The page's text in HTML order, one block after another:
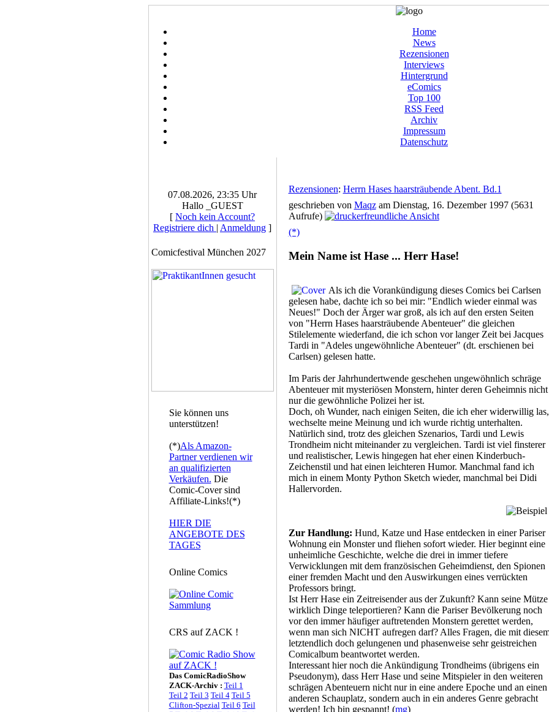
Home
News
Rezensionen
Interviews
Hintergrund
eComics
Top 100
RSS Feed
Archiv
Impressum
Datenschutz
07.08.2026, 23:35 Uhr
Hallo _GUEST
[ Noch kein Account?
Registriere dich | Anmeldung ]
Comicfestival München 2027
Sie können uns
unterstützen!
(*)Als Amazon-
Partner verdienen wir
an qualifizierten
Verkäufen. Die
Comic-Cover sind
Affiliate-Links!(*)
HIER DIE
ANGEBOTE DES
TAGES
Online Comics
CRS auf ZACK !
Das ComicRadioShow
ZACK-Archiv : Teil 1
Teil 2 Teil 3 Teil 4 Teil 5
Clifton-Spezial Teil 6 Teil
Rezensionen: Herrn Hases haarsträubende Abent. Bd.1
geschrieben von Maqzam Dienstag, 16. Dezember 1997 (5631
Aufrufe)
(*)
Mein Name ist Hase ... Herr Hase!
Als ich die Vorankündigung dieses Comics bei Carlsen
gelesen habe, dachte ich so bei mir: "Endlich wieder einmal was
Neues!" Doch der Ärger war groß, als ich auf den ersten Seiten
von "Herrn Hases haarsträubende Abenteuer" die gleichen
Stilelemente wiederfand, die ich schon vor langer Zeit bei Jacques
Tardi in "Adeles ungewöhnliche Abenteuer" (dt. erschienen bei
Carlsen) gelesen hatte.
Im Paris der Jahrhundertwende geschehen ungewöhnlich schräge
Abenteuer mit mysteriösen Monstern, hinter deren Geheimnis nicht
nur die gewöhnliche Polizei her ist.
Doch, oh Wunder, nach einigen Seiten, die ich eher widerwillig las,
wechselte meine Meinung und ich wurde richtig unterhalten.
Natürlich sind, trotz des gleichen Szenarios, Tardi und Lewis
Trondheim nicht miteinander zu vergleichen. Tardi ist viel finsterer
und realistischer, Lewis hingegen hat eher einen Kinderbuch-
Zeichenstil und hat einen leichteren Humor. Manchmal fand ich
mich in einem Monty Python Sketch wieder, manchmal bei Didi
Hallervorden.
Zur Handlung: Hund, Katze und Hase entdecken in einer Pariser
Wohnung ein Monster und fliehen sofort wieder. Hier beginnt eine
unheimliche Geschichte, welche die drei in immer tiefere
Verwicklungen mit dem französischen Geheimdienst, den Spionen
einer fremden Macht und den Auswirkungen eines verrückten
Professors bringt.
Ist Herr Hase ein Zeitreisender aus der Zukunft? Kann seine Mütze
wirklich Dinge teleportieren? Kann die Pariser Bevölkerung noch
vor den immer häufiger auftretenden Monstern gerettet werden,
wenn man sich NICHT aufregen darf? Alles Fragen, die mit
letztendlich doch gelungenen und phasenweise sehr geistreichen
Comicalbum beantwortet werden.
Interessant hier noch die Ankündigung Trondheims (übrigens ein
Pseudonym), dass Herr Hase und seine Mitspieler in den weiteren
schrägen Abenteuern nicht nur in eine andere Epoche und an einen
anderen Schauplatz, sondern auch in ein anderes Genre gebracht
werden! Ich bin gespannt! (mg)